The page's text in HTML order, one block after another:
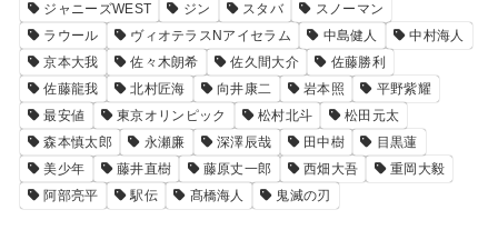
ジャニーズWEST
ジン スタバ
スノーマン
ラウール
ヴィオテラスNアイセラム 中島健人
中村海人
京本大我
佐々木朗希 佐久間大介
佐藤勝利
佐藤龍我
北村匠海 向井康二 岩本照
平野紫耀
最安値
東京オリンピック 松村北斗
松田元太
森本慎太郎
永瀬廉 深澤辰哉 田中樹
目黒蓮
美少年
藤井直樹 藤原丈一郎 西畑大吾
重岡大毅
阿部亮平
駅伝 髙橋海人 鬼滅の刃